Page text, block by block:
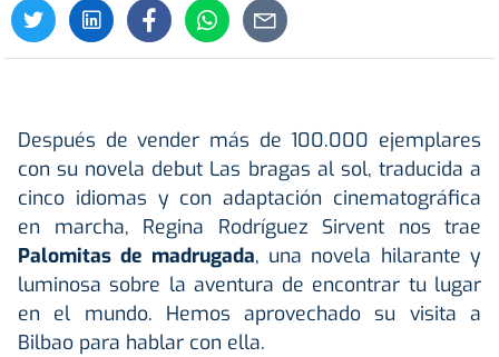
Después de vender más de 100.000 ejemplares
con su novela debut Las bragas al sol, traducida a
cinco idiomas y con adaptación cinematográfica
en marcha, Regina Rodríguez Sirvent nos trae
Palomitas de madrugada, una novela hilarante y
luminosa sobre la aventura de encontrar tu lugar
en el mundo. Hemos aprovechado su visita a
Bilbao para hablar con ella.